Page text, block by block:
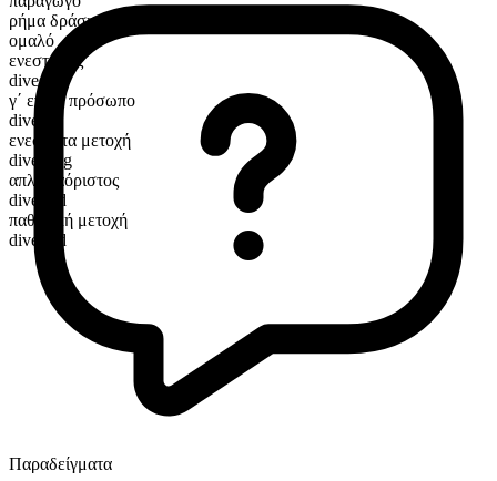
ρήμα δράσης
ομαλό
ενεστώτας
divest
γ΄ ενικό πρόσωπο
divests
ενεστώτα μετοχή
divesting
απλός αόριστος
divested
παθητική μετοχή
divested
Παραδείγματα